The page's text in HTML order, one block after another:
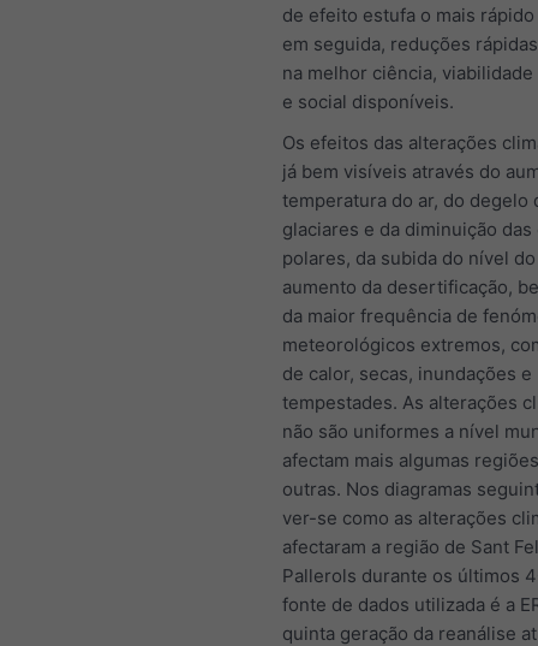
de efeito estufa o mais
em seguida, reduções
na melhor ciência,
e social disponíveis.
Os efeitos das alterações
já bem visíveis através do
temperatura do ar, do degelo
glaciares e da diminuição das
polares, da subida do nível
aumento da desertificação,
da maior frequência de
meteorológicos extremos,
de calor, secas, inundações e
tempestades. As alterações
não são uniformes a nível
afectam mais algumas
outras. Nos diagramas
ver-se como as alterações
afectaram a região de Sant
Pallerols durante os últimos
fonte de dados utilizada é a
quinta geração da reanálise